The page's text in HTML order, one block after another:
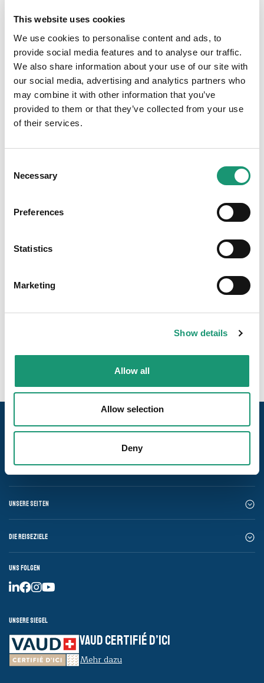
This website uses cookies
We use cookies to personalise content and ads, to
provide social media features and to analyse our traffic.
We also share information about your use of our site with
our social media, advertising and analytics partners who
may combine it with other information that you’ve
provided to them or that they’ve collected from your use
of their services.
Selection
Necessary
Preferences
Statistics
Marketing
Show details
Allow all
Allow selection
Deny
Telefon
+41 (0)79 713 15 13
E-Mail
s-daenzer@hotmail.com
Website
Fabrication artisanale, produits de niche, quantités
Unsere Seiten
Die Reiseziele
Uns folgen
Unsere Siegel
VAUD CERTIFIÉ D’ICI
Mehr dazu